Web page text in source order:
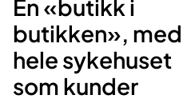
En «butikk i
butikken», med
hele sykehuset
som kunder